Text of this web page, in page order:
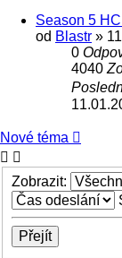
Season 5
od Blastr »
0
4040
Nové téma
Zobrazit: